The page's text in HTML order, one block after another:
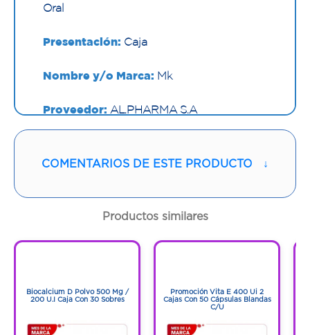
Oral
Presentación: Caja
Nombre y/o Marca: Mk
Proveedor: AL.PHARMA S.A
15 Tabletas
Código:1276085
COMENTARIOS DE ESTE PRODUCTO ↓
Productos similares
Biocalcium D Polvo 500 Mg /
200 U.I Caja Con 30 Sobres
Promoción Vita E 400 Ui 2
Cajas Con 50 Cápsulas Blandas
C/U